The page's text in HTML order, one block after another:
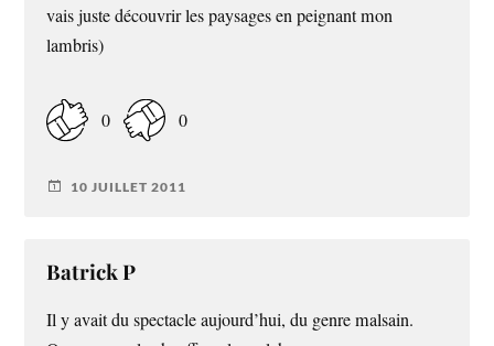
vais juste découvrir les paysages en peignant mon
lambris)
0 0
10 JUILLET 2011
Batrick P
Il y avait du spectacle aujourd’hui, du genre malsain.